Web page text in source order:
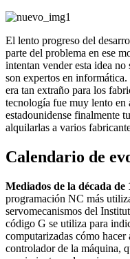
El lento progreso del
parte del problema en ese
intentan vender esta idea
son expertos en
era tan extraño para los
tecnología fue muy lento en
estadounidense finalmente
alquilarlas a varios
Calendario de
Mediados de la década de
programación NC más
servomecanismos del
código G se utiliza para
computarizadas cómo
controlador de la máquina,